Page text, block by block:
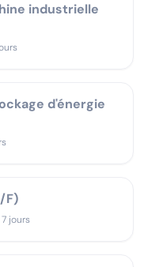
industrielle
d'énergie
F)
7 jours